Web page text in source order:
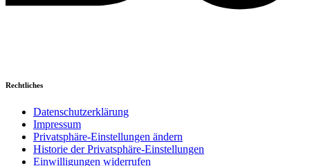
Rechtliches
Datenschutzerklärung
Impressum
Privatsphäre-Einstellungen ändern
Historie der Privatsphäre-Einstellungen
Einwilligungen widerrufen